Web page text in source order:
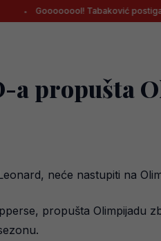
Tabaković postigao prvijenac
a propušta
neće nastupiti na
propušta Olimpijadu